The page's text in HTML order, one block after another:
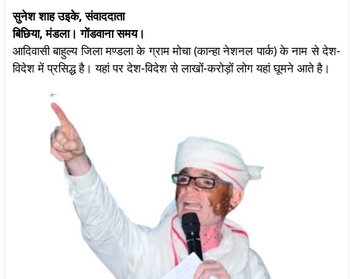
सुनेश शाह उइके, संवाददाता
बिछिया, मंडला। गोंडवाना समय।
आदिवासी बाहुल्य जिला मण्डला के ग्राम मोचा (कान्हा नेशनल पार्क) के नाम से देश-
विदेश में प्रसिद्ध है। यहां पर देश-विदेश से लाखों-करोड़ों लोग यहां घूमने आते है।